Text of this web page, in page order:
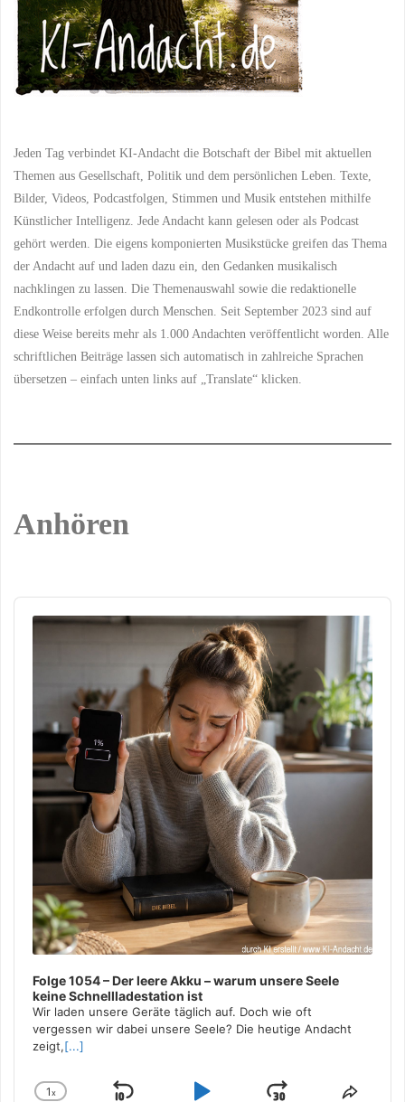
Jeden Tag verbindet KI-Andacht die Botschaft der Bibel mit aktuellen
Themen aus Gesellschaft, Politik und dem persönlichen Leben. Texte,
Bilder, Videos, Podcastfolgen, Stimmen und Musik entstehen mithilfe
Künstlicher Intelligenz. Jede Andacht kann gelesen oder als Podcast
gehört werden. Die eigens komponierten Musikstücke greifen das Thema
der Andacht auf und laden dazu ein, den Gedanken musikalisch
nachklingen zu lassen. Die Themenauswahl sowie die redaktionelle
Endkontrolle erfolgen durch Menschen. Seit September 2023 sind auf
diese Weise bereits mehr als 1.000 Andachten veröffentlicht worden. Alle
schriftlichen Beiträge lassen sich automatisch in zahlreiche Sprachen
übersetzen – einfach unten links auf „Translate“ klicken.
Anhören
Audio
Player
Folge 1054 – Der leere Akku – warum unsere Seele
keine Schnellladestation ist
Wir laden unsere Geräte täglich auf. Doch wie oft
vergessen wir dabei unsere Seele? Die heutige Andacht
zeigt,[...]
1x